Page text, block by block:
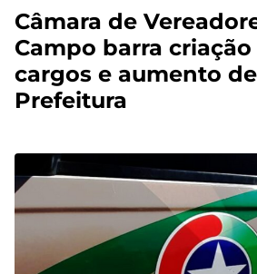
Câmara de
Campo barra
cargos e aumento
Prefeitura